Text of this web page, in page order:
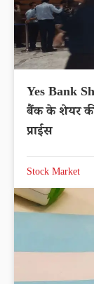
Yes Bank
बैंक के शेयर की
प्राईस
Stock Market